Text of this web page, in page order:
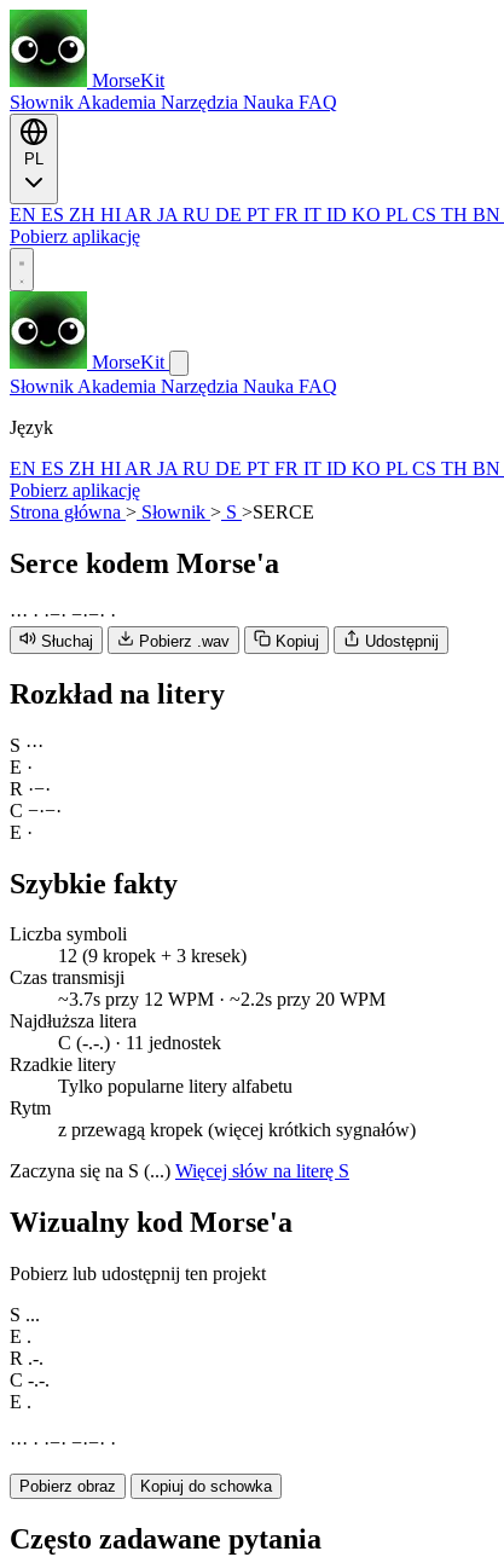
MorseKit
Słownik Akademia Narzędzia Nauka FAQ
EN ES ZH HI AR JA RU DE PT FR IT ID KO PL CS TH BN
Pobierz aplikację
MorseKit
Słownik Akademia Narzędzia Nauka FAQ
Język
EN ES ZH HI AR JA RU DE PT FR IT ID KO PL CS TH BN
Pobierz aplikację
Strona główna > Słownik > S >SERCE
Serce kodem Morse'a
··· · ·−· −·−· ·
Słuchaj Pobierz .wav Kopiuj Udostępnij
Rozkład na litery
S ···
E ·
R ·−·
C −·−·
E ·
Szybkie fakty
Liczba symboli
12 (9 kropek + 3 kresek)
Czas transmisji
~3.7s przy 12 WPM · ~2.2s przy 20 WPM
Najdłuższa litera
C (-.-.) · 11 jednostek
Rzadkie litery
Tylko popularne litery alfabetu
Rytm
z przewagą kropek (więcej krótkich sygnałów)
Zaczyna się na S (...) Więcej słów na literę S
Wizualny kod Morse'a
Pobierz lub udostępnij ten projekt
S ...
E .
R .-.
C -.-.
E .
··· · ·−· −·−· ·
Pobierz obraz Kopiuj do schowka
Często zadawane pytania